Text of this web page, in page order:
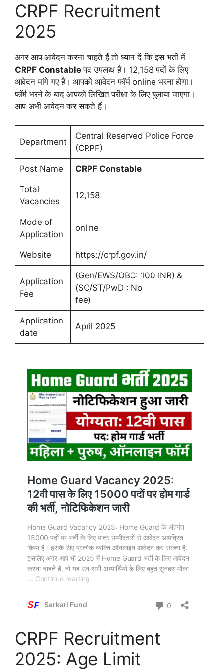
CRPF Recruitment
2025
अगर आप आवेदन करना चाहते हैं तो ध्यान दें कि इस भर्ती में
CRPF Constableपद उपलब्ध हैं। 12,158 पदों के लिए
आवेदन मांगे गए हैं। आपको आवेदन फॉर्म online भरना होगा।
फॉर्म भरने के बाद आपको लिखित परीक्षा के लिए बुलाया जाएगा।
आप अभी आवेदन कर सकते हैं।
Department
Central Reserved Police Force
(CRPF)
Post Name CRPF Constable
Total
Vacancies
12,158
Mode of
Application
online
Website https://crpf.gov.in/
Application
Fee
(Gen/EWS/OBC: 100 INR) &
(SC/ST/PwD : No
fee)
Application
date
April 2025
CRPF Recruitment
2025: Age Limit